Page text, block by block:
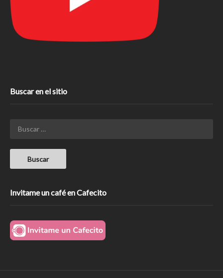
Buscar en el sitio
Invitame un café en Cafecito